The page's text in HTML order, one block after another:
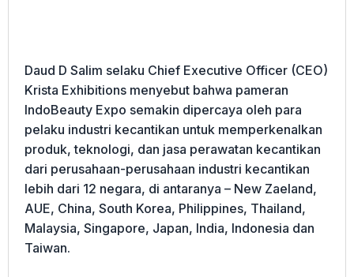
Daud D Salim selaku Chief Executive Officer (CEO)
Krista Exhibitions menyebut bahwa pameran
IndoBeauty Expo semakin dipercaya oleh para
pelaku industri kecantikan untuk memperkenalkan
produk, teknologi, dan jasa perawatan kecantikan
dari perusahaan-perusahaan industri kecantikan
lebih dari 12 negara, di antaranya – New Zaeland,
AUE, China, South Korea, Philippines, Thailand,
Malaysia, Singapore, Japan, India, Indonesia dan
Taiwan.